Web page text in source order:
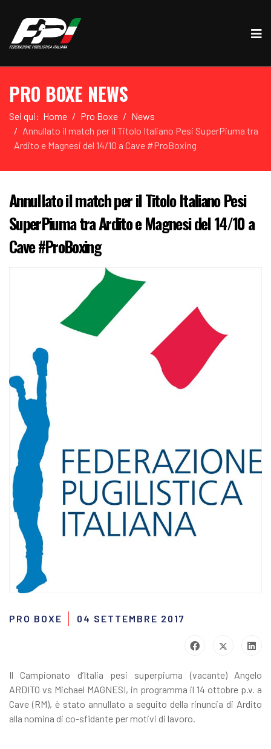
PRO BOXE NEWS
Sei qui: Home Pro Boxe
News
Annullato il match per il Titolo Italiano Pesi SuperPiuma tra
Ardito e Magnesi del 14/10 a Cave #ProBoxing
Annullato il match per il Titolo Italiano Pesi
SuperPiuma tra Ardito e Magnesi del 14/10 a
Cave #ProBoxing
PRO BOXE 04 SETTEMBRE 2017
Il Campionato d’Italia pesi superpiuma (vacante) Angelo
ARDITO vs Michael MAGNESI, in programma il 14 ottobre p.v. a
Cave (RM), è stato annullato a seguito della rinuncia di Ardito
alla nomina di co-sfidante per motivi di lavoro.